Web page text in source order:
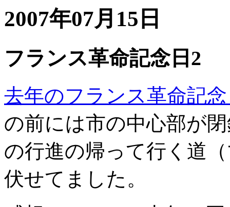
2007年07月15日
フランス革命記念日2
去年のフランス革命記
の前には市の中心部が
の行進の帰って行く道
伏せてました。